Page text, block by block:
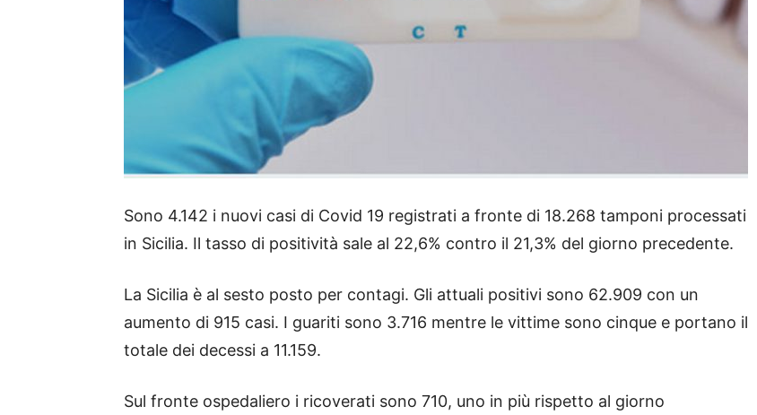
Sono 4.142 i nuovi casi di Covid 19 registrati a fronte di 18.268 tamponi processati
in Sicilia. Il tasso di positività sale al 22,6% contro il 21,3% del giorno precedente.
La Sicilia è al sesto posto per contagi. Gli attuali positivi sono 62.909 con un
aumento di 915 casi. I guariti sono 3.716 mentre le vittime sono cinque e portano il
totale dei decessi a 11.159.
Sul fronte ospedaliero i ricoverati sono 710, uno in più rispetto al giorno